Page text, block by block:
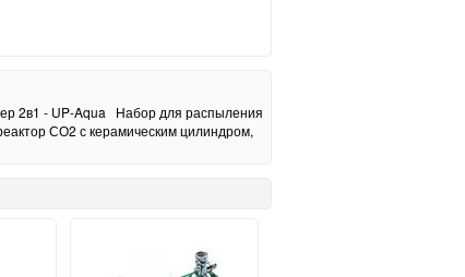
2в1 - UP-Aqua
Набор для распыления
СО2 с керамическим цилиндром,